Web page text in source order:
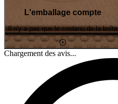
L'emballage compte
Il n'y a pas que le contenu de la boîte
Chargement des avis...